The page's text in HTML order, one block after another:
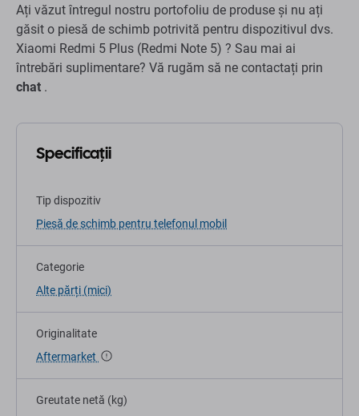
Ați văzut întregul nostru portofoliu de produse și nu ați
găsit o piesă de schimb potrivită pentru dispozitivul dvs.
Xiaomi Redmi 5 Plus (Redmi Note 5) ? Sau mai ai
întrebări suplimentare? Vă rugăm să ne contactați prin
chat .
Specificații
Tip dispozitiv
Piesă de schimb pentru telefonul mobil
Categorie
Alte părți (mici)
Originalitate
Aftermarket
Greutate netă (kg)